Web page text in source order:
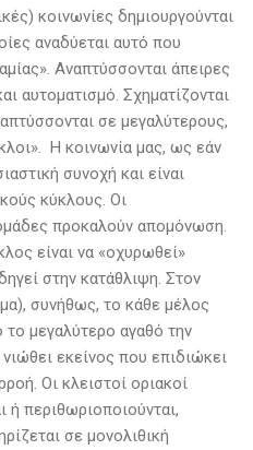
κοινωνίες δημιουργούνται
αναδύεται αυτό που
Αναπτύσσονται άπειρες
αυτοματισμό. Σχηματίζονται
σε μεγαλύτερους,
Η κοινωνία μας, ως εάν
συνοχή και είναι
κύκλους. Οι
προκαλούν απομόνωση.
είναι να «οχυρωθεί»
στην κατάθλιψη. Στον
συνήθως, το κάθε μέλος
το μεγαλύτερο αγαθό την
εκείνος που επιδιώκει
Οι κλειστοί οριακοί
ή περιθωριοποιούνται,
σε μονολιθική